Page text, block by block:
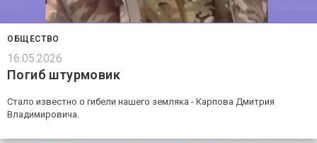
ОБЩЕСТВО
16.05.2026
Погиб штурмовик
Стало известно о гибели нашего земляка - Карпова Дмитрия
Владимировича.